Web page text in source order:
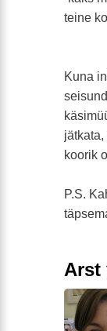
teine
Kuna
koorik
P.S.
Arst